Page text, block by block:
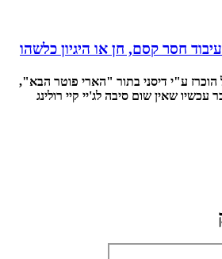
חסר קסם, חן או היגיון כלשהו
ע"י דיסני בתור "הארי פוטר הבא",
שאין שום סיבה לג'יי קיי רולינג